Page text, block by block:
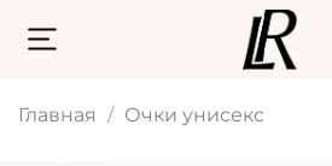
Главная Очки унисекс